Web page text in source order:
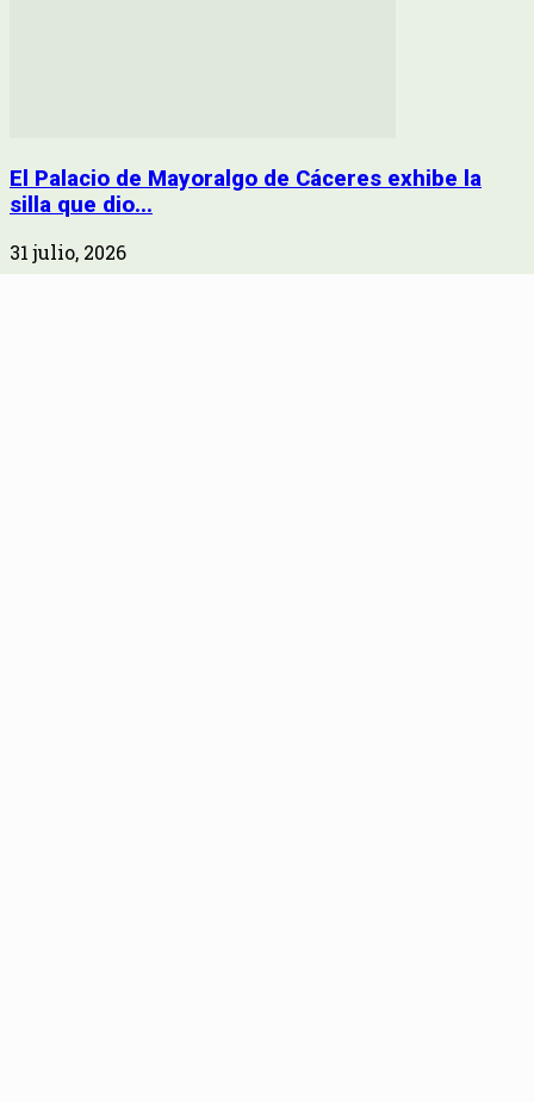
El Palacio de Mayoralgo de Cáceres exhibe la
silla que dio...
31 julio, 2026